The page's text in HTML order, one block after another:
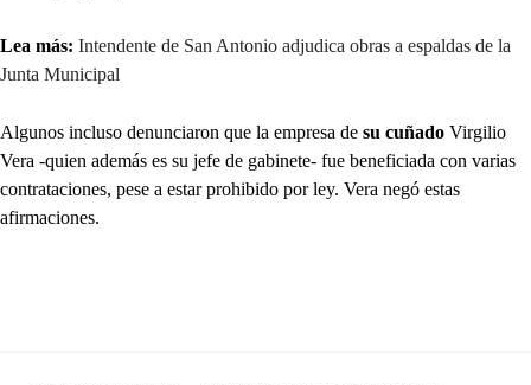
Lea más: Intendente de San Antonio adjudica obras a espaldas de la
Junta Municipal
Algunos incluso denunciaron que la empresa de su cuñado Virgilio
Vera -quien además es su jefe de gabinete- fue beneficiada con varias
contrataciones, pese a estar prohibido por ley. Vera negó estas
afirmaciones.